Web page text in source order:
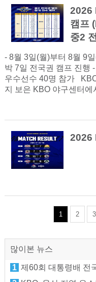
2026
캠프
중2
- 8월 3일(월)부터 8월 9
박 7일 전국권 캠프 진행
우수선수 40명 참가
지 보은 KBO 야구센터에
2026
1 2 3
많이본 뉴스
1 제60회 대통령배 전